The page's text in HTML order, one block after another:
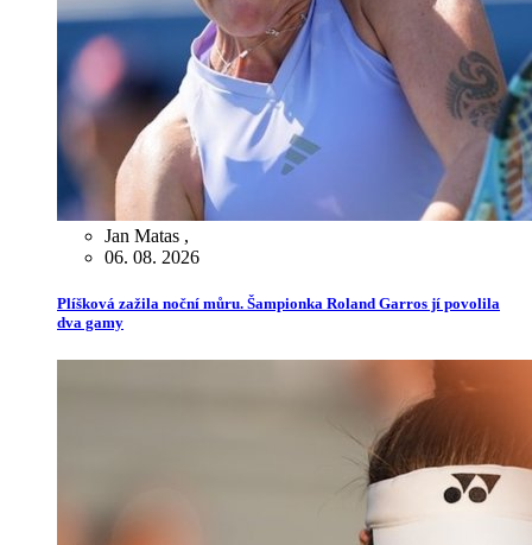
Jan Matas ,
06. 08. 2026
Plíšková zažila noční můru. Šampionka Roland Garros jí povolila
dva gamy